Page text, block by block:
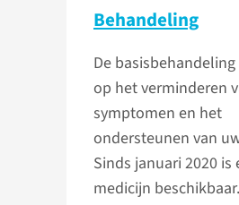
Behandeling
De
op het verminderen
symptomen en het
ondersteunen van
Sinds januari 2020 is
medicijn beschikbaar.